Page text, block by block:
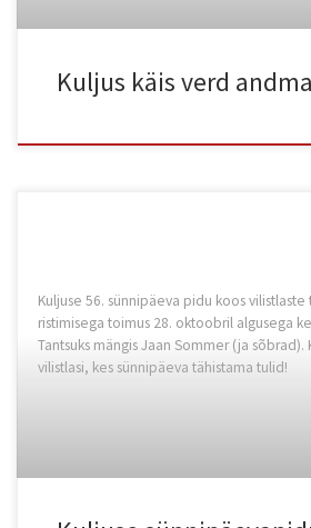
Kuljus käis verd
Kuljuse 56. sünnipäeva pidu koos
ristimisega toimus 28. oktoobril algusega
Tantsuks mängis Jaan Sommer (ja sõbrad).
vilistlasi, kes sünnipäeva tähistama tulid!